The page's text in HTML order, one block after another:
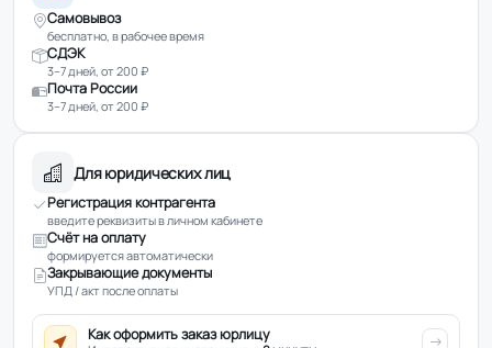
Самовывоз
бесплатно, в рабочее время
СДЭК
3–7 дней, от 200 ₽
Почта России
3–7 дней, от 200 ₽
Для юридических лиц
Регистрация контрагента
введите реквизиты в личном кабинете
Счёт на оплату
формируется автоматически
Закрывающие документы
УПД / акт после оплаты
Как оформить заказ юрлицу